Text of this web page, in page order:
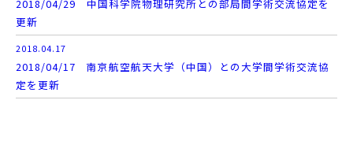
2018/04/29 中国科学院物理研究所との部局間学術交流協定を
更新
2018.04.17
2018/04/17 南京航空航天大学（中国）との大学間学術交流協
定を更新